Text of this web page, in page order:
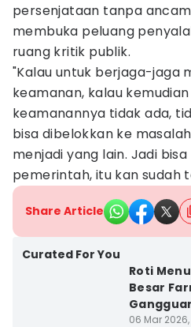
persenjataan tanpa
membuka peluang
ruang kritik publik.
"Kalau untuk berjaga-jaga
keamanan, kalau
keamanannya tidak ada,
bisa dibelokkan ke
menjadi yang lain. Jadi
pemerintah, itu kan sudah
Share Article
Curated For You
Roti
Besar
06 Mar 2026,